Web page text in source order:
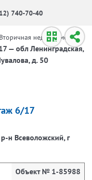
740-70-40
Вторичная недвижимость /
— обл Ленинградская,
д. 50
6/17
н Всеволожский, г
Объект № 1-85988